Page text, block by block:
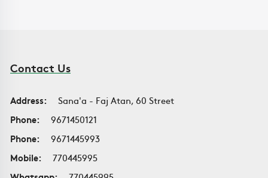
Contact Us
Address:
Sana'a - Faj Atan, 60 Street
Phone:
9671450121
Phone:
9671445993
Mobile:
770445995